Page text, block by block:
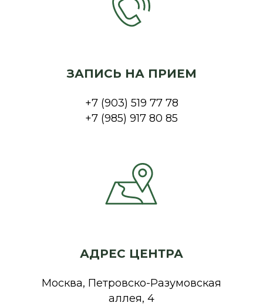
ЗАПИСЬ НА ПРИЕМ
+7 (903) 519 77 78
+7 (985) 917 80 85
АДРЕС ЦЕНТРА
Москва, Петровско-Разумовская
аллея, 4